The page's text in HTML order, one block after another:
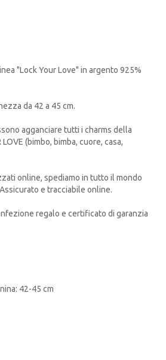
"Lock Your Love" in argento 925%
da 42 a 45 cm.
agganciare tutti i charms della
(bimbo, bimba, cuore, casa,
online, spediamo in tutto il mondo
e tracciabile online.
regalo e certificato di garanzia
42-45 cm